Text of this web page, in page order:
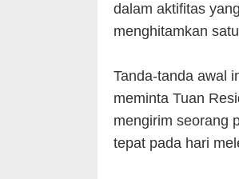
dalam aktifitas
menghitamkan
Tanda-tanda awal
meminta Tuan
mengirim seorang
tepat pada hari